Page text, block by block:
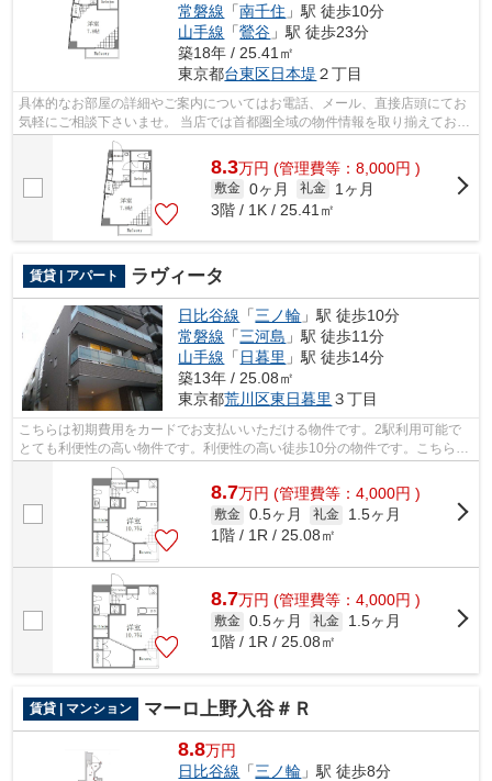
常磐線 「南千住 」駅 徒歩10分
山手線 「鶯谷 」駅 徒歩23分
築18年 / 25.41㎡
東京都台東区日本堤 ２丁目
具体的なお部屋の詳細やご案内についてはお電話、メール、直接店頭にてお
気軽にご相談下さいませ。 当店では首都圏全域の物件情報を取り揃えており
ます。全ての物件でクレジットカード...
8.3万円 (管理費等：8,000円 )
敷金 0ヶ月 礼金
1ヶ月
3階 / 1K / 25.41㎡
賃貸 | アパート ラヴィータ
日比谷線 「三ノ輪 」駅 徒歩10分
常磐線 「三河島 」駅 徒歩11分
山手線 「 日暮里 」駅 徒歩14分
築13年 / 25.08㎡
東京都荒川区東日暮里 ３丁目
こちらは初期費用をカードでお支払いいただける物件です。2駅利用可能で
とても利便性の高い物件です。利便性の高い徒歩10分の物件です。こちらの
物件はアパートです。より多くの不動産...
8.7万円 (管理費等：4,000円 )
敷金 0.5ヶ月 礼金
1.5ヶ月
1階 / 1R / 25.08㎡
8.7万円 (管理費等：4,000円 )
敷金 0.5ヶ月 礼金
1.5ヶ月
1階 / 1R / 25.08㎡
賃貸 | マンション マーロ上野入谷＃Ｒ
8.8万円
日比谷線 「三ノ輪 」駅 徒歩8分